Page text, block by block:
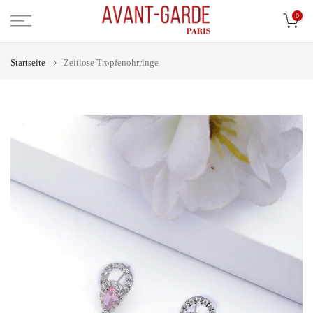
Zum
0
Startseite Zeitlose Tropfenohrringe